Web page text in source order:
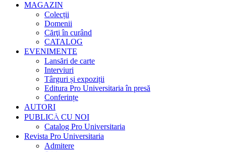
MAGAZIN
Colecții
Domenii
Cărţi în curând
CATALOG
EVENIMENTE
Lansări de carte
Interviuri
Târguri și expoziții
Editura Pro Universitaria în presă
Conferințe
AUTORI
PUBLICĂ CU NOI
Catalog Pro Universitaria
Revista Pro Universitaria
Admitere